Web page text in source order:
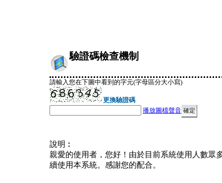
驗證碼檢查機制
請輸入您在下圖中看到的字元(字母區分大小寫)
更換驗證碼
播放圖檔聲音
說明︰
親愛的使用者，您好！由於目前系統使用人數眾
續使用本系統。感謝您的配合。